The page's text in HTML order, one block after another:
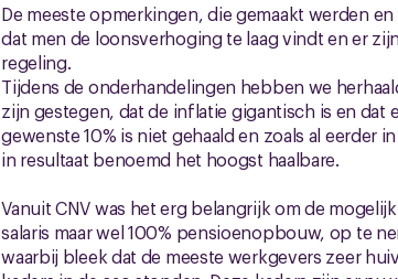
De meeste opmerkingen, die gemaakt werden
dat men de loonsverhoging te laag vindt en er
regeling.
Tijdens de onderhandelingen hebben we
zijn gestegen, dat de inflatie gigantisch is en dat
gewenste 10% is niet gehaald en zoals al eerder
in resultaat benoemd het hoogst haalbare.
Vanuit CNV was het erg belangrijk om de
salaris maar wel 100% pensioenopbouw, op te
waarbij bleek dat de meeste werkgevers zeer